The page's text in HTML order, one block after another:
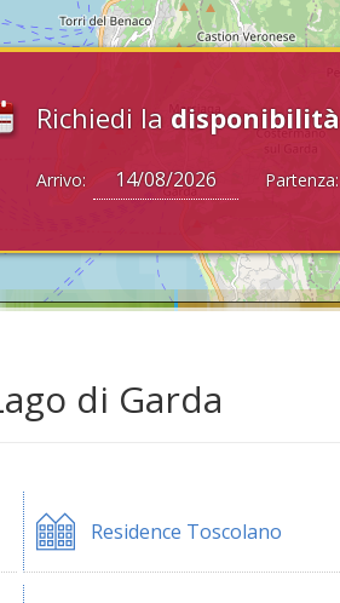
Richiedi la disponibilità
Arrivo: Partenza:
di Garda
Residence Toscolano